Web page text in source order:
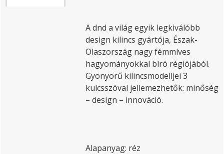
A dnd a világ egyik legkiválóbb
design kilincs gyártója, Észak-
Olaszország nagy fémmíves
hagyományokkal bíró régiójából.
Gyönyörű kilincsmodelljei 3
kulcsszóval jellemezhetők: minőség
– design – innováció.
Alapanyag: réz